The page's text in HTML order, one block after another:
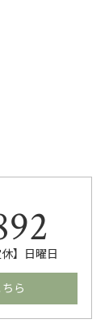
】日曜日
ら